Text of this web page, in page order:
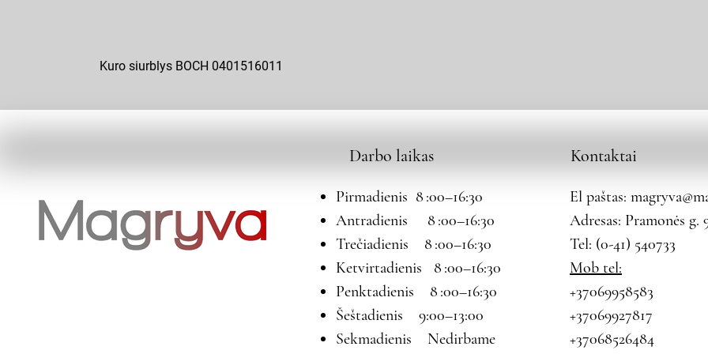
Kuro siurblys BOCH 0401516011
Darbo laikas
Pirmadienis 8 :00–16:30
Antradienis 8 :00–16:30
Trečiadienis 8 :00–16:30
Ketvirtadienis 8 :00–16:30
Penktadienis 8 :00–16:30
Šeštadienis 9:00–13:00
Sekmadienis Nedirbame
Kontaktai
El paštas:
Adresas: Pramonės g.
Tel: (0-41) 540733
Mob tel:
+37069958583
+37069927817
+37068526484